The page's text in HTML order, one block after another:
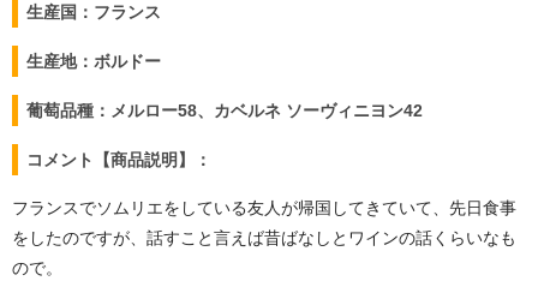
生産国：フランス
生産地：ボルドー
葡萄品種：メルロー58、カベルネ ソーヴィニヨン42
コメント【商品説明】：
フランスでソムリエをしている友人が帰国してきていて、先日食事
をしたのですが、話すこと言えば昔ばなしとワインの話くらいなも
ので。